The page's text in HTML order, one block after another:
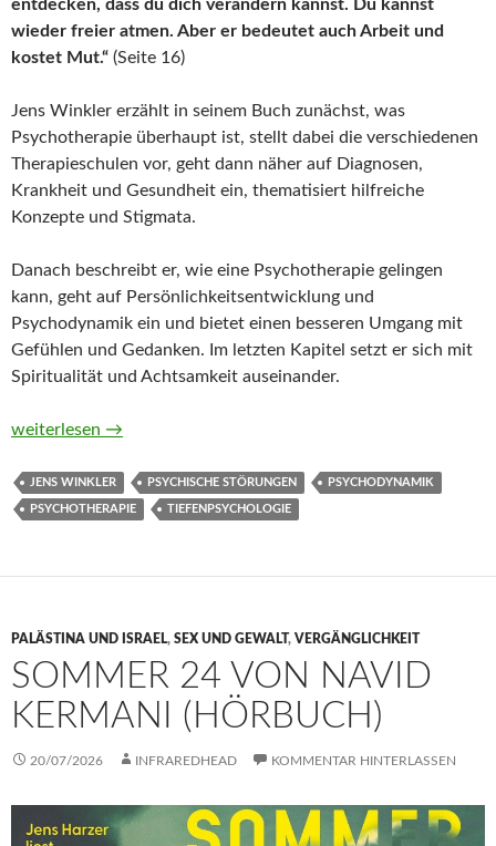
entdecken, dass du dich verändern kannst. Du kannst
wieder freier atmen. Aber er bedeutet auch Arbeit und
kostet Mut.“ (Seite 16)
Jens Winkler erzählt in seinem Buch zunächst, was
Psychotherapie überhaupt ist, stellt dabei die verschiedenen
Therapieschulen vor, geht dann näher auf Diagnosen,
Krankheit und Gesundheit ein, thematisiert hilfreiche
Konzepte und Stigmata.
Danach beschreibt er, wie eine Psychotherapie gelingen
kann, geht auf Persönlichkeitsentwicklung und
Psychodynamik ein und bietet einen besseren Umgang mit
Gefühlen und Gedanken. Im letzten Kapitel setzt er sich mit
Spiritualität und Achtsamkeit auseinander.
Tiefenpsychologie auf der eigenen Couch. Das Begleitbuch
weiterlesen →
JENS WINKLER PSYCHISCHE STÖRUNGEN PSYCHODYNAMIK
PSYCHOTHERAPIE TIEFENPSYCHOLOGIE
PALÄSTINA UND ISRAEL, SEX UND GEWALT, VERGÄNGLICHKEIT
SOMMER 24 VON NAVID
KERMANI (HÖRBUCH)
20/07/2026 INFRAREDHEAD KOMMENTAR HINTERLASSEN